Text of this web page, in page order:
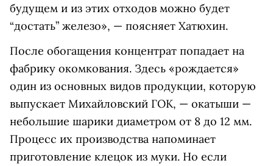
будущем и из этих отходов можно будет
“достать” железо», — поясняет Хатюхин.
После обогащения концентрат попадает на
фабрику окомкования. Здесь «рождается»
один из основных видов продукции, которую
выпускает Михайловский ГОК, — окатыши —
небольшие шарики диаметром от 8 до 12 мм.
Процесс их производства напоминает
приготовление клецок из муки. Но если